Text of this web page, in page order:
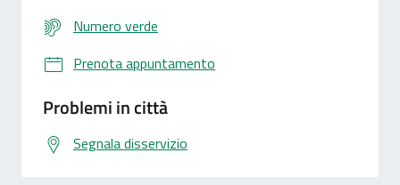
Numero verde
Prenota appuntamento
Problemi in città
Segnala disservizio